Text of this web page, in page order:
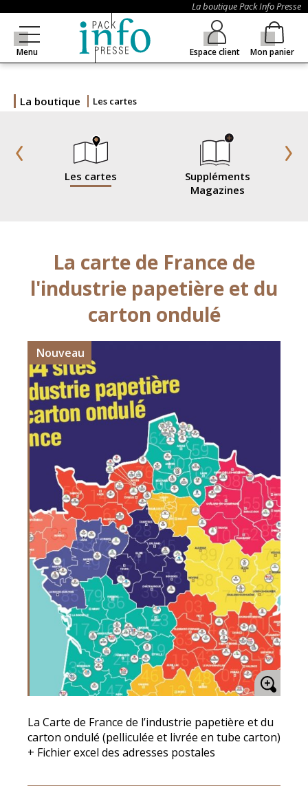
La boutique Pack Info Presse
Menu Espace client Mon panier
La boutique Les cartes
Les cartes
Suppléments
Magazines
La carte de France de
l'industrie papetière et du
carton ondulé
Nouveau
La Carte de France de l’industrie papetière et du
carton ondulé (pelliculée et livrée en tube carton)
+ Fichier excel des adresses postales